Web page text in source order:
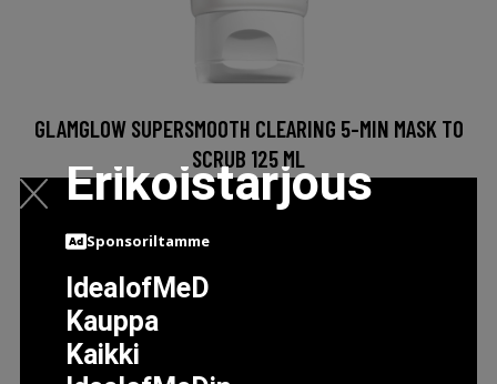
GLAMGLOW SUPERSMOOTH CLEARING 5-MIN MASK TO
SCRUB 125 ML
31.9 EUR
Erikoistarjous
Sponsoriltamme
IdealofMeD
Kauppa
Kaikki